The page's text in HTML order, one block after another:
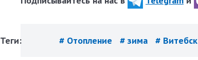
Теги: # Отопление # зима # Витебск